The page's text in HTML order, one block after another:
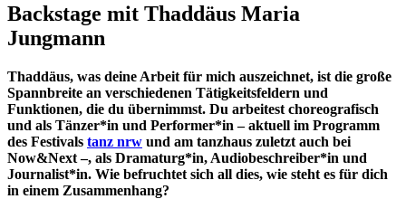
Backstage mit Thaddäus Maria
Jungmann
Thaddäus, was deine Arbeit für mich auszeichnet, ist die große
Spannbreite an verschiedenen Tätigkeitsfeldern und
Funktionen, die du übernimmst. Du arbeitest choreografisch
und als Tänzer*in und Performer*in – aktuell im Programm
des Festivals tanz nrw und am tanzhaus zuletzt auch bei
Now&Next –, als Dramaturg*in, Audiobeschreiber*in und
Journalist*in. Wie befruchtet sich all dies, wie steht es für dich
in einem Zusammenhang?